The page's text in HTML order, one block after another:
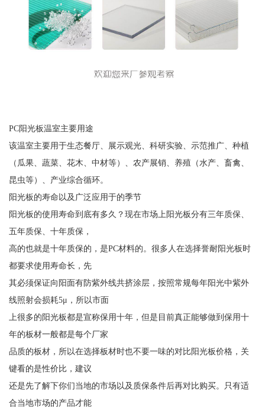
PC阳光板温室主要用途
该温室主要用于生态餐厅、展示观光、科研实验、示范推广、种植
（瓜果、蔬菜、花木、中材等）、农产展销、养殖（水产、畜禽、
昆虫等）、产业综合循环。
阳光板的寿命以及广泛应用于的季节
阳光板的使用寿命到底有多久？现在市场上阳光板分有三年质保、
五年质保、十年质保，
高的也就是十年质保的，是PC材料的。很多人在选择誉耐阳光板时
都要求使用寿命长，先
其必须保证向阳面有防紫外线共挤涂层，按照常规每年阳光中紫外
线照射会损耗5μ，所以市面
上很多的阳光板都是宣称保用十年，但是目前真正能够做到保用十
年的板材一般都是每个厂家
品质的板材，所以在选择板材时也不要一味的对比阳光板价格，关
键看的是性价比，建议
还是先了解下你们当地的市场以及质保条件后再对比购买。只有适
合当地市场的产品才能